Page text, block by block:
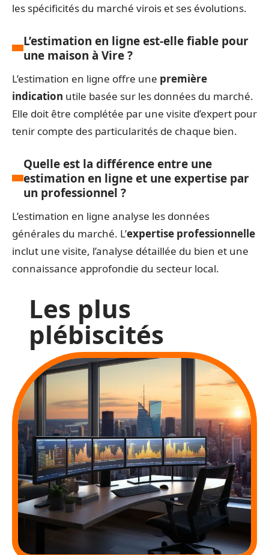
les spécificités du marché virois et ses évolutions.
L’estimation en ligne est-elle fiable pour
une maison à Vire ?
L’estimation en ligne offre une première
indication utile basée sur les données du marché.
Elle doit être complétée par une visite d’expert pour
tenir compte des particularités de chaque bien.
Quelle est la différence entre une
estimation en ligne et une expertise par
un professionnel ?
L’estimation en ligne analyse les données
générales du marché. L’expertise professionnelle
inclut une visite, l’analyse détaillée du bien et une
connaissance approfondie du secteur local.
Les plus
plébiscités